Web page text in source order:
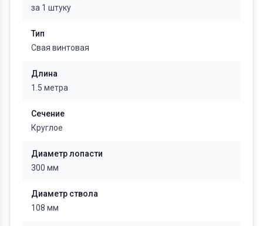
за 1 штуку
Тип
Свая винтовая
Длина
1.5 метра
Сечение
Круглое
Диаметр лопасти
300 мм
Диаметр ствола
108 мм